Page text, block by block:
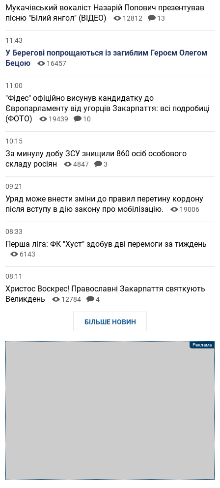
Мукачівський вокаліст Назарій Попович презентував
пісню "Білий янгол" (ВІДЕО)
12812 13
11:43
У Берегові попрощаються із загиблим Героєм Олегом
Бецою
16457
11:00
"Фідес" офіційно висунув кандидатку до
Європарламенту від угорців Закарпаття: всі подробиці
(ФОТО)
19439 10
10:15
За минулу добу ЗСУ знищили 860 осіб особового
складу росіян
4847 3
09:21
Уряд може внести зміни до правил перетину кордону
після вступу в дію закону про мобілізацію.
19006
08:33
Перша ліга: ФК "Хуст" здобув дві перемоги за тиждень
6143
08:11
Христос Воскрес! Православні Закарпаття святкують
Великдень
12784 4
БІЛЬШЕ НОВИН